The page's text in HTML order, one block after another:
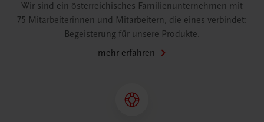
Wir sind ein österreichisches Familienunternehmen mit
75 Mitarbeiterinnen und Mitarbeitern, die eines verbindet:
Begeisterung für unsere Produkte.
mehr erfahren